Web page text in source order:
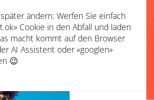
ändern: Werfen Sie einfach
Cookie in den Abfall und laden
macht kommt auf den Browser
AI Assistent oder «googlen»
😉